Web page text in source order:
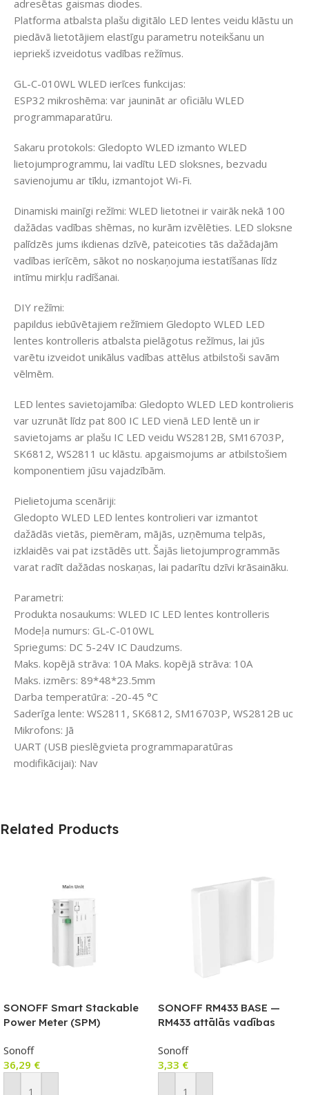
adresētas gaismas diodes.
Platforma atbalsta plašu digitālo LED lentes veidu klāstu un
piedāvā lietotājiem elastīgu parametru noteikšanu un
iepriekš izveidotus vadības režīmus.
GL-C-010WL WLED ierīces funkcijas:
ESP32 mikroshēma: var jaunināt ar oficiālu WLED
programmaparatūru.
Sakaru protokols: Gledopto WLED izmanto WLED
lietojumprogrammu, lai vadītu LED sloksnes, bezvadu
savienojumu ar tīklu, izmantojot Wi-Fi.
Dinamiski mainīgi režīmi: WLED lietotnei ir vairāk nekā 100
dažādas vadības shēmas, no kurām izvēlēties. LED sloksne
palīdzēs jums ikdienas dzīvē, pateicoties tās dažādajām
vadības ierīcēm, sākot no noskaņojuma iestatīšanas līdz
intīmu mirkļu radīšanai.
DIY režīmi:
papildus iebūvētajiem režīmiem Gledopto WLED LED
lentes kontrolleris atbalsta pielāgotus režīmus, lai jūs
varētu izveidot unikālus vadības attēlus atbilstoši savām
vēlmēm.
LED lentes savietojamība: Gledopto WLED LED kontrolieris
var uzrunāt līdz pat 800 IC LED vienā LED lentē un ir
savietojams ar plašu IC LED veidu WS2812B, SM16703P,
SK6812, WS2811 uc klāstu. apgaismojums ar atbilstošiem
komponentiem jūsu vajadzībām.
Pielietojuma scenāriji:
Gledopto WLED LED lentes kontrolieri var izmantot
dažādās vietās, piemēram, mājās, uzņēmuma telpās,
izklaidēs vai pat izstādēs utt. Šajās lietojumprogrammās
varat radīt dažādas noskaņas, lai padarītu dzīvi krāsaināku.
Parametri:
Produkta nosaukums: WLED IC LED lentes kontrolleris
Modeļa numurs: GL-C-010WL
Spriegums: DC 5-24V IC Daudzums.
Maks. kopējā strāva: 10A Maks. kopējā strāva: 10A
Maks. izmērs: 89*48*23.5mm
Darba temperatūra: -20-45 °C
Saderīga lente: WS2811, SK6812, SM16703P, WS2812B uc
Mikrofons: Jā
UART (USB pieslēgvieta programmaparatūras
modifikācijai): Nav
Related Products
SONOFF Smart Stackable
Power Meter (SPM)
Sonoff
36,29 €
SONOFF RM433 BASE —
RM433 attālās vadības
Sonoff
3,33 €